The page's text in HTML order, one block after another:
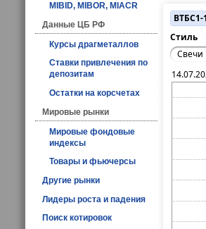
MIBID, MIBOR, MIACR
Данные ЦБ РФ
Курсы драгметаллов
Ставки привлечения по
депозитам
Остатки на корсчетах
Мировые рынки
Мировые фондовые
индексы
Товары и фьючерсы
Другие рынки
Лидеры роста и падения
Поиск котировок
Стиль
Свечи